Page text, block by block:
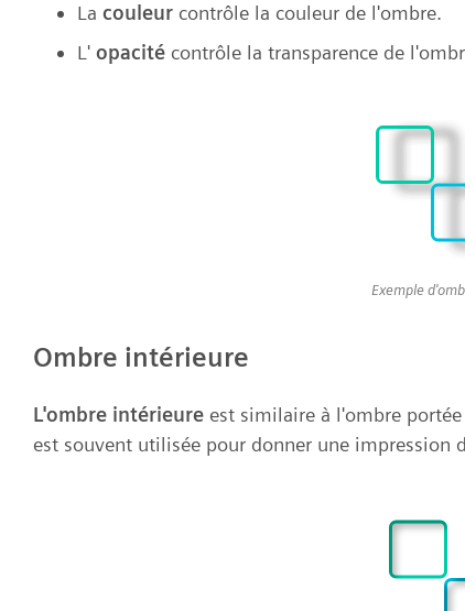
La couleur contrôle la couleur de l'ombre.
L' opacité contrôle la transparence de
Exemple
Ombre intérieure
L'ombre intérieure est similaire à l'ombre
est souvent utilisée pour donner une impression